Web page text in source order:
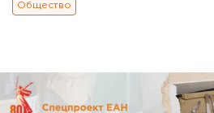
Общество